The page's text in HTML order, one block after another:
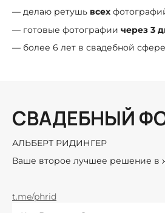
— делаю ретушь всех
— готовые фотографии через 3
— более 6 лет в свадебной сфере
СВАДЕБНЫЙ
АЛЬБЕРТ РИДИНГЕР
Ваше второе лучшее решение в
t.me/phrid